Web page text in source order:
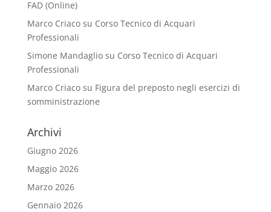
FAD (Online)
Marco Criacosu Corso Tecnico di Acquari
Professionali
Simone Mandagliosu Corso Tecnico di Acquari
Professionali
Marco Criacosu Figura del preposto negli esercizi di
somministrazione
Archivi
Giugno 2026
Maggio 2026
Marzo 2026
Gennaio 2026